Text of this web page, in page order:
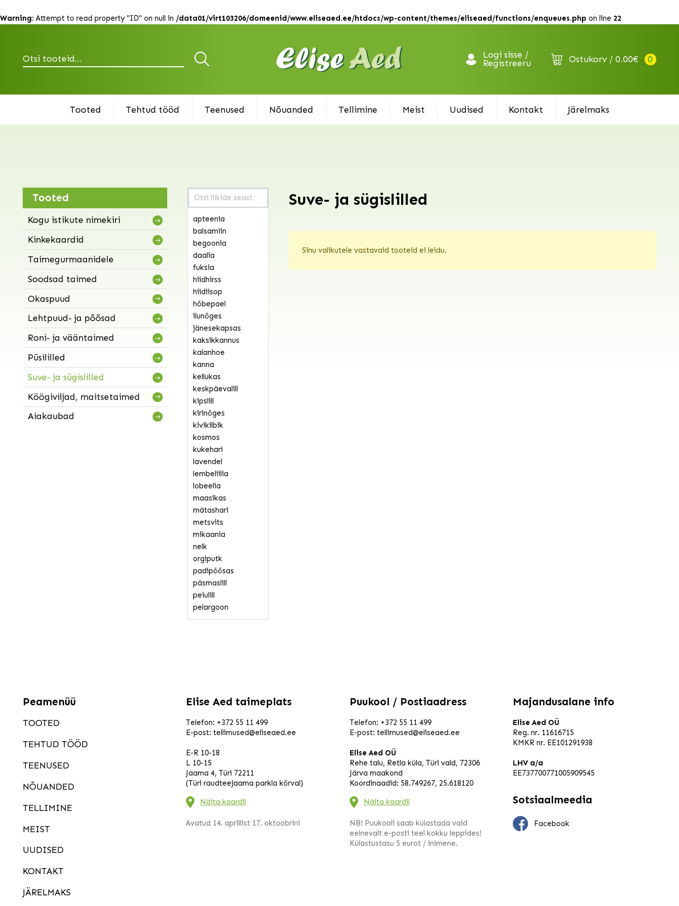
Warning: Attempt to read property "ID" on null in /data01/virt103206/domeenid/www.eliseaed.ee/htdocs/wp-content/themes/eliseaed/functions/enqueues.php on line 22
Otsi Logi sisse /
Registreeru Ostukorv 0.00€ 0
Tooted Tehtud tööd Teenused Nõuanded Tellimine Meist Uudised Kontakt Järelmaks
Tooted
Kogu istikute nimekiri
Kinkekaardid
Taimegurmaanidele
Soodsad taimed
Okaspuud
Lehtpuud- ja põõsad
Roni- ja vääntaimed
Püsililled
Suve- ja sügislilled
Köögiviljad, maitsetaimed
Aiakaubad
apteenia
balsamiin
begoonia
daalia
fuksia
hiidhirss
hiidiisop
hõbepael
ilunõges
jänesekapsas
kaksikkannus
kalanhoe
kanna
kellukas
keskpäevalill
kipslill
kirinõges
kivikilbik
kosmos
kukehari
lavendel
lembeliilia
lobeelia
maasikas
mätashari
metsvits
mikaania
nelk
orgiputk
padipõõsas
päsmaslill
peiulill
pelargoon
petuunia
tõlvpuu
Suve- ja sügislilled
Sinu valikutele vastavaid tooteid ei leidu.
Peamenüü
TOOTED
TEHTUD TÖÖD
TEENUSED
NÕUANDED
TELLIMINE
MEIST
UUDISED
KONTAKT
JÄRELMAKS
Elise Aed taimeplats
Telefon: +372 55 11 499
E-post:tellimused@eliseaed.ee
E-R 10-18
L 10-15
Jaama 4, Türi 72211
(Türi raudteejaama parkla kõrval)
Näita kaardil
Avatud 14. aprillist 17. oktoobrini
Puukool / Postiaadress
Telefon: +372 55 11 499
E-post: tellimused@eliseaed.ee
Elise Aed OÜ
Rehe talu, Retla küla, Türi vald, 72306
Järva maakond
Koordinaadid: 58.749267, 25.618120
Näita kaardil
NB! Puukooli saab külastada vaid
eelnevalt e-posti teel kokku leppides!
Külastustasu 5 eurot / inimene.
Majandusalane info
Elise Aed OÜ
Reg. nr. 11616715
KMKR nr. EE101291938
LHV a/a
EE737700771005909545
Sotsiaalmeedia
Facebook